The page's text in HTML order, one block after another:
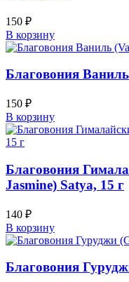
150 ₽
В корзину
Благовония
150 ₽
В корзину
Благовония
Jasmine) Satya, 15 г
140 ₽
В корзину
Благовония